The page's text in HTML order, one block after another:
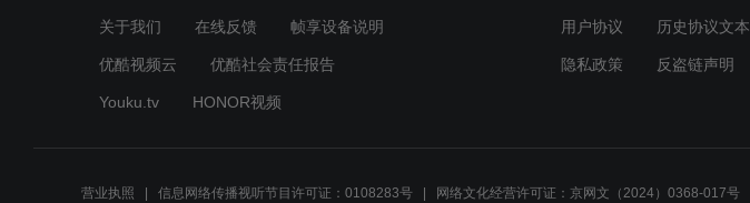
关于我们 在线反馈 帧享设备说明
优酷视频云 优酷社会责任报告
Youku.tv HONOR视频
用户协议 历史协议文本
隐私政策 反盗链声明
营业执照 信息网络传播视听节目许可证：0108283号 网络文化经营许可证：京网文（2024）0368-017号